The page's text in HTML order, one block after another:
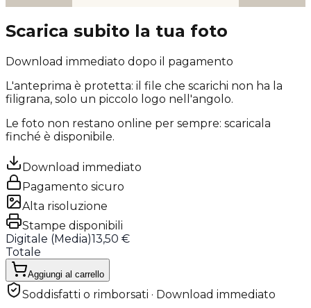
Scarica subito la tua foto
Download immediato dopo il pagamento
L'anteprima è protetta: il file che scarichi non ha la
filigrana, solo un piccolo logo nell'angolo.
Le foto non restano online per sempre: scaricala
finché è disponibile.
Download immediato
Pagamento sicuro
Alta risoluzione
Stampe disponibili
Digitale (Media)13,50 €
Totale
Aggiungi al carrello
Soddisfatti o rimborsati · Download immediato